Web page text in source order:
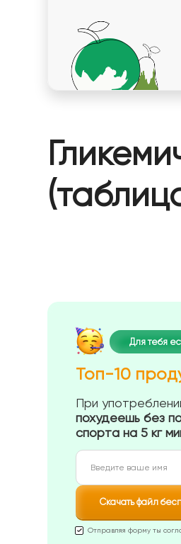
Для тебя
Топ-10
При
похудеешь без
спорта на 5 кг
Скачать файл
Отправляя форму ты